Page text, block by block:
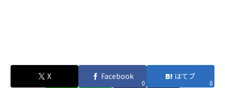
X Facebook
0
はてブ
0